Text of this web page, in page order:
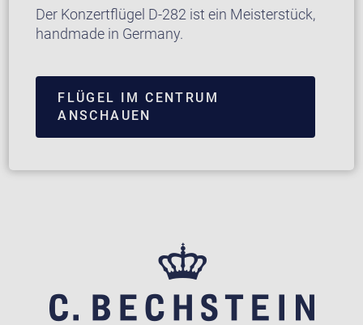
Der Konzertflügel D-282 ist ein Meisterstück,
handmade in Germany.
FLÜGEL IM CENTRUM
ANSCHAUEN